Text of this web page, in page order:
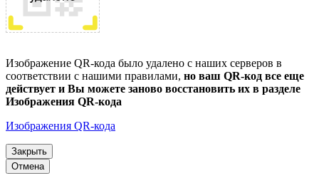
Изображение QR-кода было удалено с наших серверов в
соответствии с нашими правилами, но ваш QR-код все еще
действует и Вы можете заново восстановить их в разделе
Изображения QR-кода
Изображения QR-кода
Закрыть
Отмена